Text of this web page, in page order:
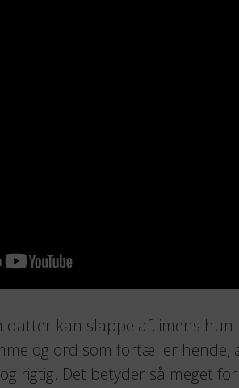
datter kan slappe af, imens
og ord som fortæller hende,
rigtig. Det betyder så meget